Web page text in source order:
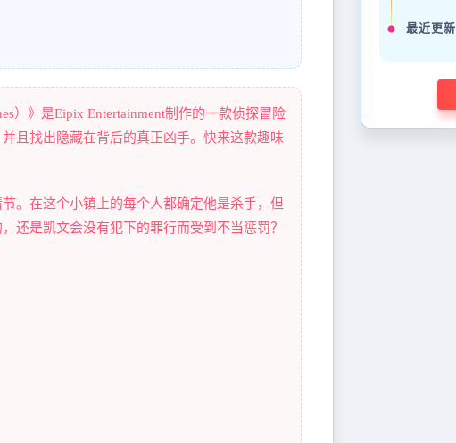
）》是Eipix Entertainment制作的一款侦探冒险
且找出隐藏在背后的真正凶手。快来这款趣味
。在这个小镇上的每个人都确定他是杀手，但
还是凯文会没有犯下的罪行而受到不当惩罚？
最近更新